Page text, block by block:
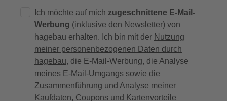
Ich möchte auf mich zugeschnittene E-Mail-
Werbung (inklusive den Newsletter) von
hagebau erhalten. Ich bin mit der Nutzung
meiner personenbezogenen Daten durch
hagebau, die E-Mail-Werbung, die Analyse
meines E-Mail-Umgangs sowie die
Zusammenführung und Analyse meiner
Kaufdaten, Coupons und Kartenvorteile